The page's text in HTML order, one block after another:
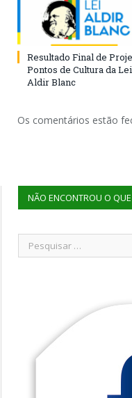
Resultado Final de
Pontos de Cultura da Lei
Aldir Blanc
Os comentários estão
NÃO ENCONTROU O